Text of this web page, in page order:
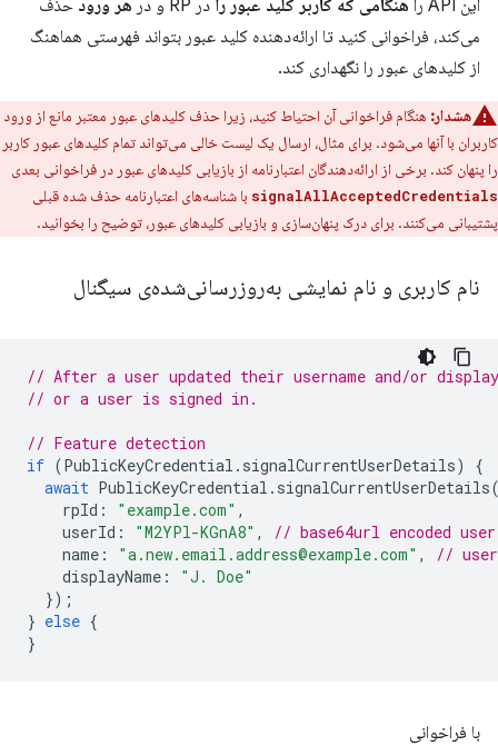
این API را هنگامی که کاربر کلید عبور را در RP و در هر ورود حذف
می‌کند، فراخوانی کنید تا ارائه‌دهنده کلید عبور بتواند فهرستی هماهنگ
از کلیدهای عبور را نگهداری کند.
هشدار: هنگام فراخوانی آن احتیاط کنید، زیرا حذف کلیدهای عبور معتبر مانع از ورود
کاربران با آنها می‌شود. برای مثال، ارسال یک لیست خالی می‌تواند تمام کلیدهای عبور کاربر
را پنهان کند. برخی از ارائه‌دهندگان اعتبارنامه از بازیابی کلیدهای عبور در فراخوانی بعدی
signalAllAcceptedCredentials با شناسه‌های اعتبارنامه حذف شده قبلی
پشتیبانی می‌کنند. برای درک پنهان‌سازی و بازیابی کلیدهای عبور، توضیح را بخوانید.
نام کاربری و نام نمایشی به‌روزرسانی‌شده‌ی سیگنال
// After a user updated their username and/or display
// or a user is signed in.
// Feature detection
if (PublicKeyCredential . signalCurrentUserDetails)
{
await PublicKeyCredential . signalCurrentUserDetails
rpId : "example.com" ,
userId : "M2YPl-KGnA8" ,
// base64url encoded
name : "a.new.email.address@example.com" ,
//
displayName :
"J. Doe"
});
} else {
}
با فراخوانی